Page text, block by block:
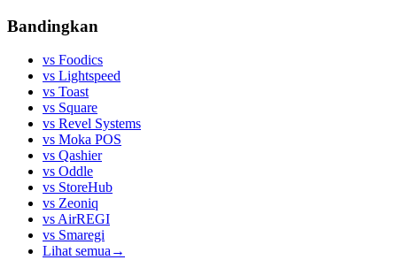
Bandingkan
vs Foodics
vs Lightspeed
vs Toast
vs Square
vs Revel Systems
vs Moka POS
vs Qashier
vs Oddle
vs StoreHub
vs Zeoniq
vs AirREGI
vs Smaregi
Lihat semua →